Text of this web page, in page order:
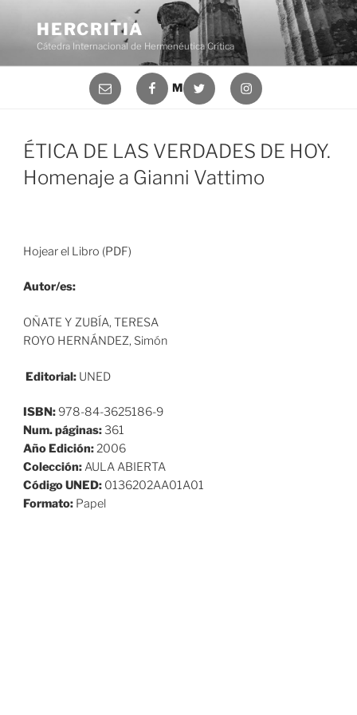
contenido
HERCRITIA
Cátedra Internacional de Hermenéutica Crítica
Menú
ÉTICA DE LAS VERDADES DE HOY.
Homenaje a Gianni Vattimo
Hojear el Libro (PDF)
Autor/es:
OÑATE Y ZUBÍA, TERESA
ROYO HERNÁNDEZ, Simón
Editorial: UNED
ISBN:978-84-3625186-9
Num. páginas:361
Año Edición:2006
Colección:AULA ABIERTA
Código UNED: 0136202AA01A01
Formato: Papel
Correo
electrónico
FacebookTwitter Instagram